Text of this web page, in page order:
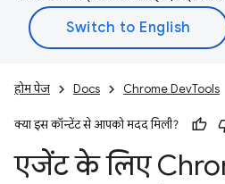
होम पेज Docs Chrome DevTools
क्या इस कॉन्टेंट से आपको मदद मिली?
एजेंट के लिए